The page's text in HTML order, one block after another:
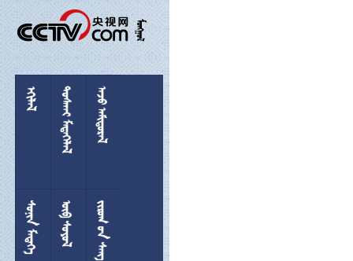

 
 
 
 
  